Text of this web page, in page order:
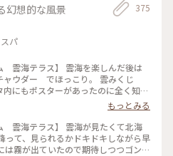
幻想的な風景
パ
375
雲海を楽しんだ後は
ー でほっこり。 雲みくじ
にもポスターがあったのに全く知ら
ループが盛り上がっていて知りまし
雲の名前が書かれてました しばら
海 #おみくじ #雲
もっとみる
雲海が見たくて北海
は霧が出ていたので期待しつつゴンド